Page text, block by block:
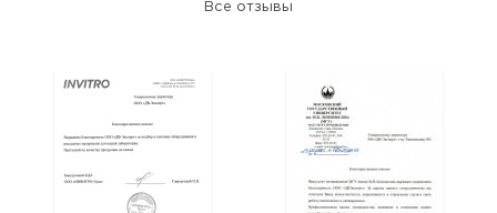
Все отзывы